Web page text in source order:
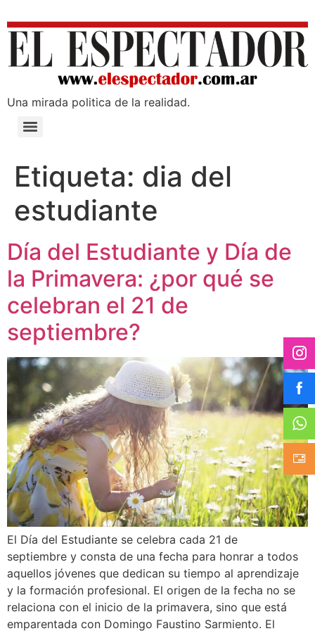
Una mirada poli­tica de la realidad.
Etiqueta: dia del
estudiante
Día del Estudiante y Día de
la Primavera: ¿por qué se
celebran el 21 de
septiembre?
El Día del Estudiante se celebra cada 21 de
septiembre y consta de una fecha para honrar a todos
aquellos jóvenes que dedican su tiempo al aprendizaje
y la formación profesional. El origen de la fecha no se
relaciona con el inicio de la primavera, sino que está
emparentada con Domingo Faustino Sarmiento. El